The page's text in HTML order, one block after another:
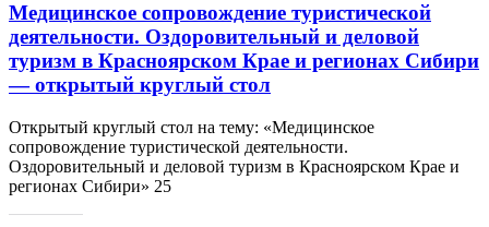
Медицинское сопровождение туристической
деятельности. Оздоровительный и деловой
туризм в Красноярском Крае и регионах Сибири
— открытый круглый стол
Открытый круглый стол на тему: «Медицинское
сопровождение туристической деятельности.
Оздоровительный и деловой туризм в Красноярском Крае и
регионах Сибири» 25